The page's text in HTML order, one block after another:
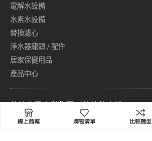
電解水設備
水素水設備
替換濾心
淨水器龍頭 / 配件
居家保健用品
產品中心
普德家電事業集團／普德飲水機
地址：411 台中市太平區東平路769號
線上商城 購物清單 比較機型